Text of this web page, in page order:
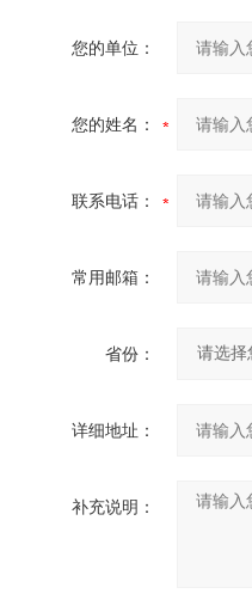
您的单位：
您的姓名：
联系电话：
常用邮箱：
省份：
详细地址：
补充说明：